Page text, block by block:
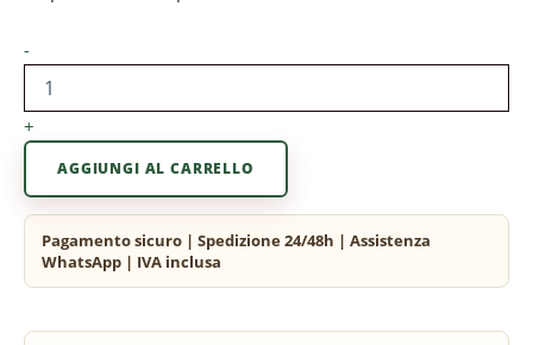
-
+
AGGIUNGI AL CARRELLO